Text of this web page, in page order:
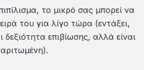
το μικρό σας μπορεί να
του για λίγο τώρα (εντάξει,
δεξιότητα επιβίωσης, αλλά είναι